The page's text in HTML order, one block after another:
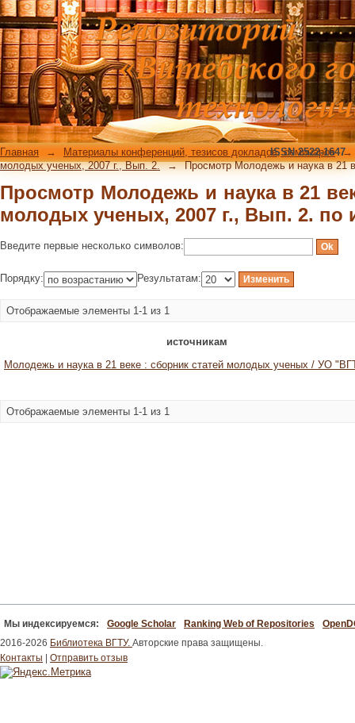
Просмотр Молодежь и наука в 21
г., Вып. 2. по источнику
Главная → Материалы конференций, тезисов докладов, семинаров →
молодых ученых, 2007 г., Вып. 2. → Просмотр Молодежь и наука в 21
ISSN 2522-1647
Просмотр Молодежь и наука в 21
молодых ученых, 2007 г., Вып. 2. по
Введите первые несколько символов:
Порядку: Результатам:
Отображаемые элементы 1-1 из 1
источникам
Молодежь и наука в 21 веке : сборник статей молодых ученых / УО
Отображаемые элементы 1-1 из 1
Мы индексируемся: Google Scholar Ranking Web of Repositories
2016-2026 Библиотека ВГТУ. Авторские права защищены.
Контакты
Отправить отзыв